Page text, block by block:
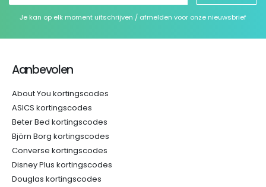
Je kan op elk moment uitschrijven / afmelden voor onze nieuwsbrief
Aanbevolen
About You kortingscodes
ASICS kortingscodes
Beter Bed kortingscodes
Björn Borg kortingscodes
Converse kortingscodes
Disney Plus kortingscodes
Douglas kortingscodes